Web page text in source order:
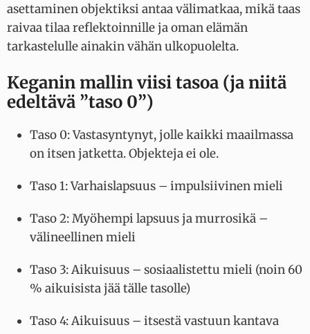
asettaminen objektiksi antaa välimatkaa, mikä taas
raivaa tilaa reflektoinnille ja oman elämän
tarkastelulle ainakin vähän ulkopuolelta.
Keganin mallin viisi tasoa (ja niitä
edeltävä ”taso 0”)
Taso 0: Vastasyntynyt, jolle kaikki maailmassa
on itsen jatketta. Objekteja ei ole.
Taso 1: Varhaislapsuus – impulsiivinen mieli
Taso 2: Myöhempi lapsuus ja murrosikä –
välineellinen mieli
Taso 3: Aikuisuus – sosiaalistettu mieli (noin 60
% aikuisista jää tälle tasolle)
Taso 4: Aikuisuus – itsestä vastuun kantava